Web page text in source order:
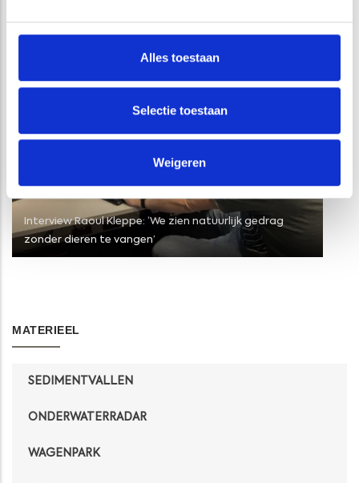
Alles toestaan
Selectie toestaan
Weigeren
Interview Raoul Kleppe: ‘We zien natuurlijk gedrag
zonder dieren te vangen’
MATERIEEL
SEDIMENTVALLEN
ONDERWATERRADAR
WAGENPARK